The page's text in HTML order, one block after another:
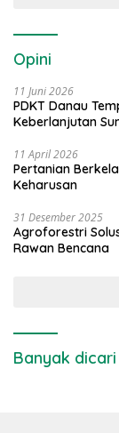
Opini
11 Juni 2026
PDKT Danau
Keberlanjutan
11 April 2026
Pertanian
Keharusan
31 Desember 2025
Agroforestri
Rawan Bencana
Banyak dicari